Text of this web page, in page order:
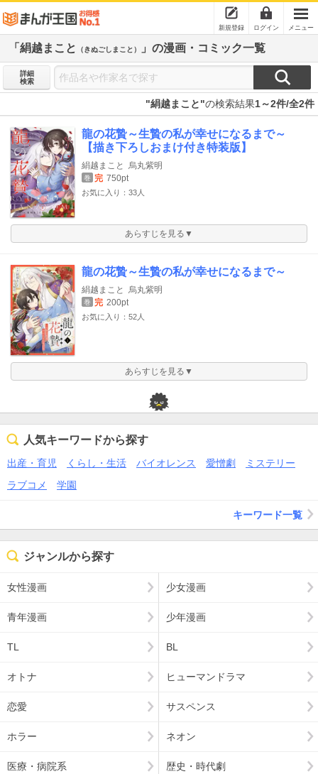
新規登録 ログイン メニュー
「絹越まこと （きぬごしまこと） 」の漫画・コミック一覧
詳細
検索
"絹越まこと"の検索結果1～2件/全2件
龍の花贄～生贄の私が幸せになるまで～
【描き下ろしおまけ付き特装版】
絹越まこと 烏丸紫明
巻 完 750pt
お気に入り：33人
あらすじを見る▼
龍の花贄～生贄の私が幸せになるまで～
絹越まこと 烏丸紫明
巻 完 200pt
お気に入り：52人
あらすじを見る▼
人気キーワードから探す
出産・育児 くらし・生活 バイオレンス 愛憎劇
ミステリー
ラブコメ
学園
キーワード一覧
ジャンルから探す
女性漫画 少女漫画
青年漫画 少年漫画
TL BL
オトナ ヒューマンドラマ
恋愛 サスペンス
ホラー ネオン
医療・病院系 歴史・時代劇